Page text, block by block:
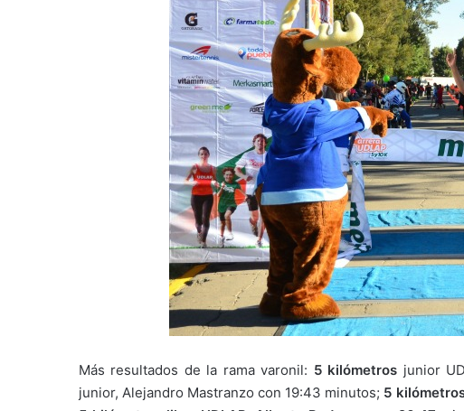
Más resultados de la rama varonil: 5 kilómetros junior
junior, Alejandro Mastranzo con 19:43 minutos; 5